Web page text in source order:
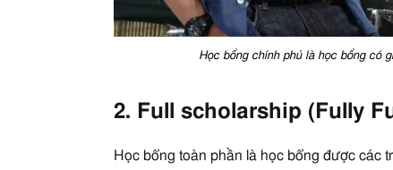
Học bổng chính phủ là học bổng có
2. Full scholarship (Fully
Học bổng toàn phần là học bổng được các